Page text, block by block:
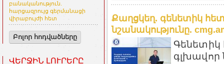
բանականություն.
հարցազրույց գերմանացի
վիրաբույժի հետ
Բոլոր հոդվածները
ՎԵՐՋԻՆ ԼՈՒՐԵՐԸ
Քաղցկեղ. գենետիկ
նշանակությունը.
Գենետիկ